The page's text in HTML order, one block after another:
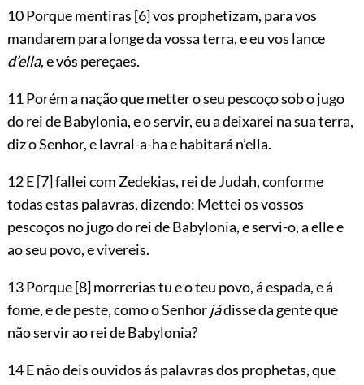
10 Porque mentiras [6]vos prophetizam, para vos
mandarem para longe da vossa terra, e eu vos lance
d’ella, e vós pereçaes.
11 Porém a nação que metter o seu pescoço sob o jugo
do rei de Babylonia, e o servir, eu a deixarei na sua terra,
diz o Senhor, e lavral-a-ha e habitará n’ella.
12 E[7]fallei com Zedekias, rei de Judah, conforme
todas estas palavras, dizendo: Mettei os vossos
pescoços no jugo do rei de Babylonia, e servi-o, a elle e
ao seu povo, e vivereis.
13 Porque[8]morrerias tu e o teu povo, á espada, e á
fome, e de peste, como o Senhorjádisse da gente que
não servir ao rei de Babylonia?
14 E não deis ouvidos ás palavras dos prophetas, que